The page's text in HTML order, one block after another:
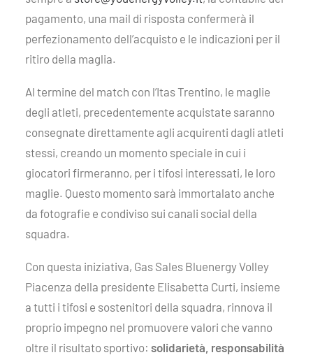
pagamento, una mail di risposta confermerà il
perfezionamento dell’acquisto e le indicazioni per il
ritiro della maglia.
Al termine del match con l’Itas Trentino, le maglie
degli atleti, precedentemente acquistate saranno
consegnate direttamente agli acquirenti dagli atleti
stessi, creando un momento speciale in cui i
giocatori firmeranno, per i tifosi interessati, le loro
maglie. Questo momento sarà immortalato anche
da fotografie e condiviso sui canali social della
squadra.
Con questa iniziativa, Gas Sales Bluenergy Volley
Piacenza della presidente Elisabetta Curti, insieme
a tutti i tifosi e sostenitori della squadra, rinnova il
proprio impegno nel promuovere valori che vanno
oltre il risultato sportivo: solidarietà, responsabilità